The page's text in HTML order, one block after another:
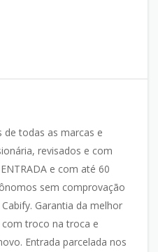
de todas as marcas e
revisados e com
e com até 60
sem comprovação
Garantia da melhor
troco na troca e
Entrada parcelada nos